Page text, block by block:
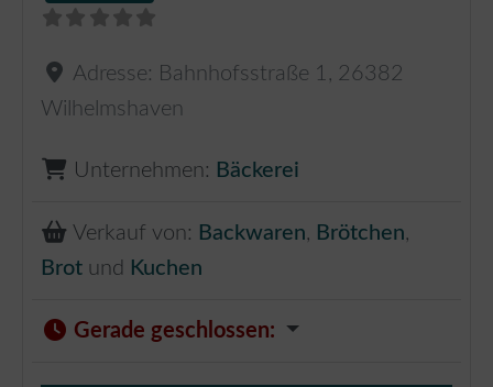
Adresse: Bahnhofsstraße 1 , 26382
Wilhelmshaven
Unternehmen: Bäckerei
Verkauf von: Backwaren, Brötchen,
Brot und Kuchen
Gerade geschlossen: